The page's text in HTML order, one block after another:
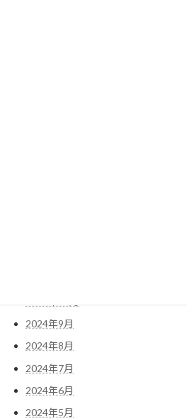
2024年9月
2024年8月
2024年7月
2024年6月
2024年5月